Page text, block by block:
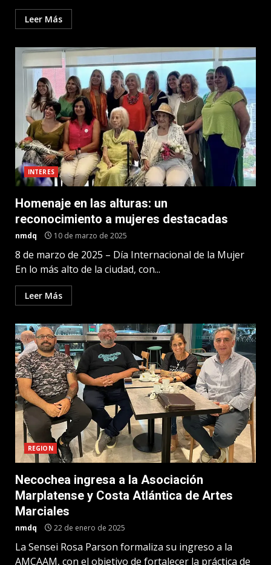
Leer Más
INTERES
Homenaje en las alturas: un
reconocimiento a mujeres destacadas
nmdq 10 de marzo de 2025
8 de marzo de 2025 – Día Internacional de la Mujer
En lo más alto de la ciudad, con...
Leer Más
REGION
Necochea ingresa a la Asociación
Marplatense y Costa Atlántica de Artes
Marciales
nmdq 22 de enero de 2025
La Sensei Rosa Parson formaliza su ingreso a la
AMCAAM, con el objetivo de fortalecer la práctica de